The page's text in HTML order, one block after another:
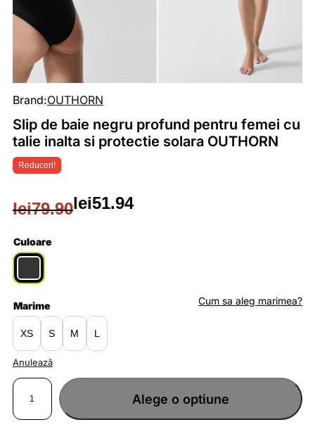
Reduceri!
Brand:OUTHORN
Slip de baie negru profund pentru femei cu
talie inalta si protectie solara OUTHORN
lei79.90
Prețul
inițial
a
fost:
lei79.90.
lei51.94
Prețul
curent
este:
lei51.94.
Culoare
Marime
L
XS S M
Anulează
Cum sa aleg marimea?
Cantitate
negru
profund
Alege o optiune